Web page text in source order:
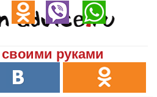
руками